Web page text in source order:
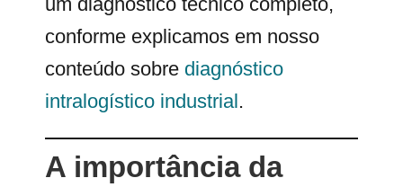
conforme explicamos em nosso
conteúdo sobre diagnóstico
intralogístico industrial.
A importância da